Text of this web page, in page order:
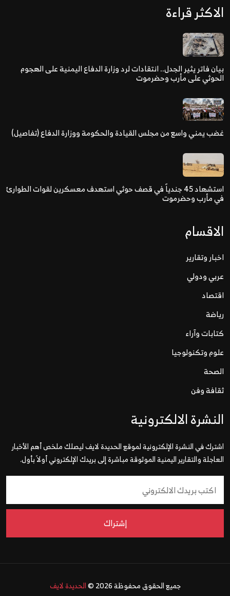
قراءة
فاتر يثير الجدل.. انتقادات لرد وزارة الدفاع اليمنية على الهجوم
على مأرب وحضرموت
يمني واسع من مجلس القيادة والحكومة ووزارة الدفاع (تفاصيل)
استشهاد 45 جندياً في قصف حوثي استهدف معسكرين لقوات الطوارئ
مأرب وحضرموت
وتقارير
ودولي
وآراء
وتكنولوجيا
وفن
الالكترونية
في النشرة الإلكترونية لموقع الحديدة لايف ليصلك ملخص أهم الأخبار
والتقارير اليمنية الموثوقة مباشرة إلى بريدك الإلكتروني أولاً بأول.
إشتراك
جميع الحقوق محفوظة 2026 © الحديدة لايف